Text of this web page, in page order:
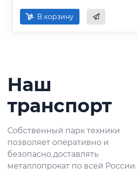
В корзину
Наш
транспорт
Собственный парк техники
позволяет оперативно и
безопасно доставлять
металлопрокат по всей России.
Оперативная доставка
небольших партий
металлопроката по городу и
области.